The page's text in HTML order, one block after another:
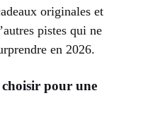
originales et
pistes qui ne
en 2026.
choisir pour une